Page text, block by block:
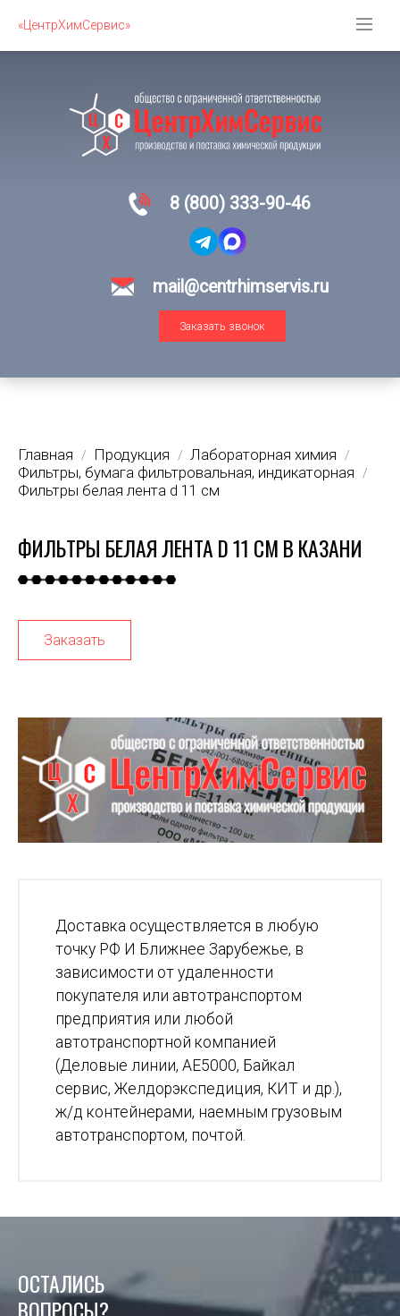
«ЦентрХимСервис»
8 (800) 333-90-46
mail@centrhimservis.ru
Заказать звонок
Главная / Продукция / Лабораторная химия /
Фильтры, бумага фильтровальная, индикаторная /
Фильтры белая лента d 11 см
ФИЛЬТРЫ БЕЛАЯ ЛЕНТА D 11 СМ В КАЗАНИ
Заказать
Доставка осуществляется в любую
точку РФ И Ближнее Зарубежье, в
зависимости от удаленности
покупателя или автотранспортом
предприятия или любой
автотранспортной компанией
(Деловые линии, АЕ5000, Байкал
сервис, Желдорэкспедиция, КИТ и др.),
ж/д контейнерами, наемным грузовым
автотранспортом, почтой.
ОСТАЛИСЬ